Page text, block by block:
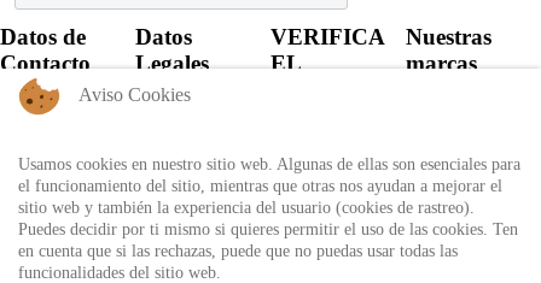
Datos de
Contacto
+57 60 1
6818530
+57 311
8666327 - 323
6964227
info@auditool.org
Datos
Legales
Política de
Uso
Autorización
de
tratamiento
VERIFICA
EL
certificado
expedido por
Auditool usando
el ID único
Nuestras
marcas
Aviso Cookies
Usamos cookies en nuestro sitio web. Algunas de ellas son esenciales para
el funcionamiento del sitio, mientras que otras nos ayudan a mejorar el
sitio web y también la experiencia del usuario (cookies de rastreo).
Puedes decidir por ti mismo si quieres permitir el uso de las cookies. Ten
en cuenta que si las rechazas, puede que no puedas usar todas las
funcionalidades del sitio web.